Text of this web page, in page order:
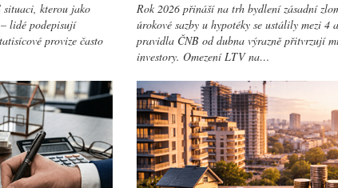
situaci, kterou jako
lidé podepisují
provize často
Rok 2026 přináší na trh bydlení zásadní
úrokové sazby u hypotéky se ustálily mezi 4
pravidla ČNB od dubna výrazně přitvrzují
investory. Omezení LTV na…